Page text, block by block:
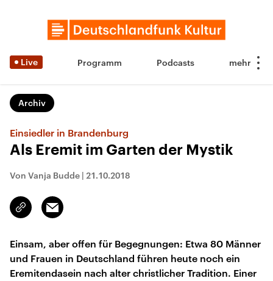
Live Programm Podcasts
Archiv
Einsiedler in Brandenburg
Als Eremit im Garten der Mystik
Von Vanja Budde | 21.10.2018
Link
kopieren/teilen
Email
Einsam, aber offen für Begegnungen: Etwa 80 Männer
und Frauen in Deutschland führen heute noch ein
Eremitendasein nach alter christlicher Tradition. Einer